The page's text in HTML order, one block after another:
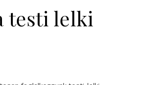
testi lelki